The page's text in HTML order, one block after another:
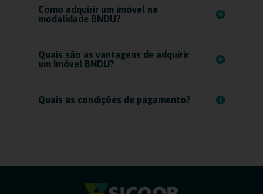
Como adquirir um imóvel na
modalidade BNDU?
Quais são as vantagens de adquirir
um imóvel BNDU?
Quais as condições de pagamento?